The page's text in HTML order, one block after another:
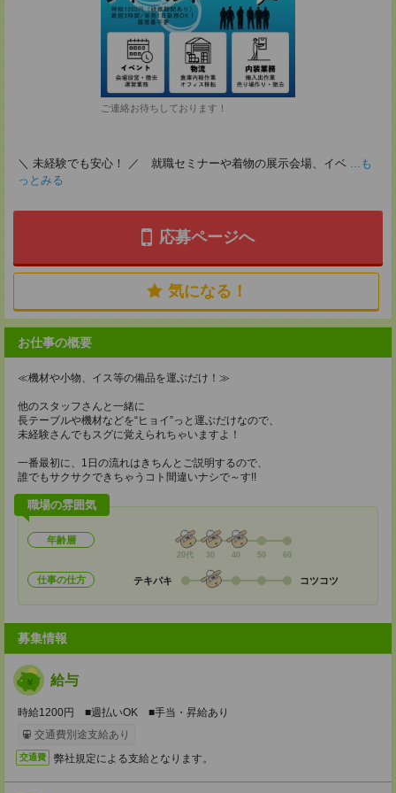
ご連絡お待ちしております！
＼ 未経験でも安心！ ／ 就職セミナーや着物の展示会場、イベ ...も
っとみる
応募ページへ
気になる！
お仕事の概要
≪機材や小物、イス等の備品を運ぶだけ！≫
他のスタッフさんと一緒に
長テーブルや機材などを“ヒョイ”っと運ぶだけなので、
未経験さんでもスグに覚えられちゃいますよ！
一番最初に、1日の流れはきちんとご説明するので、
誰でもサクサクできちゃうコト間違いナシで～す!!
職場の雰囲気
年齢層
20代 30 40 50 60
仕事の仕方 テキパキ コツコツ
募集情報
給与
時給1200円 ■週払いOK ■手当・昇給あり
交通費別途支給あり
交通費 弊社規定による支給となります。